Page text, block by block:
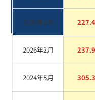
2026年3月 227.4
2026年2月 237.9
2024年5月 305.3